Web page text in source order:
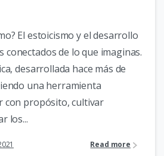
El estoicismo y el desarrollo
conectados de lo que imaginas.
desarrollada hace más de
una herramienta
con propósito, cultivar
los...
Read more